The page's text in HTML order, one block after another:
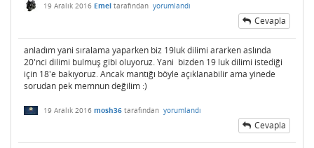
19 Aralık 2016 Emel tarafından yorumlandı
Cevapla
anladım yani sıralama yaparken biz 19luk dilimi ararken aslında
20'nci dilimi bulmuş gibi oluyoruz. Yani bizden 19 luk dilimi istediği
için 18'e bakıyoruz. Ancak mantığı böyle açıklanabilir ama yinede
sorudan pek memnun değilim :)
19 Aralık 2016 mosh36 tarafından yorumlandı
Cevapla